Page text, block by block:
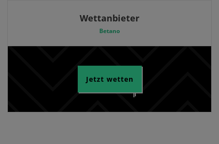
Wettanbieter
Betano
Jetzt wetten